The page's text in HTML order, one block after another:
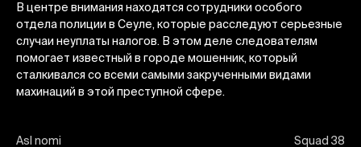
В центре внимания находятся сотрудники особого
отдела полиции в Сеуле, которые расследуют серьезные
случаи неуплаты налогов. В этом деле следователям
помогает известный в городе мошенник, который
сталкивался со всеми самыми закрученными видами
махинаций в этой преступной сфере.
Asl nomi Squad 38